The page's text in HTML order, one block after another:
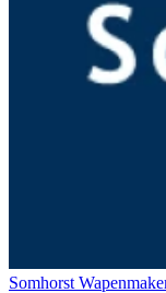
Somhorst